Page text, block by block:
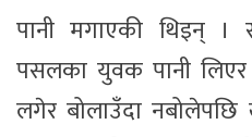
पानी मगाएकी थिइन्
पसलका युवक पानी लिएर
लगेर बोलाउँदा नबोलेपछि